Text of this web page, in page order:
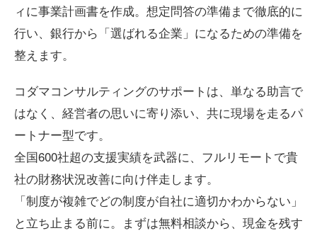
ィに事業計画書を作成。想定問答の準備まで徹底的に
行い、銀行から「選ばれる企業」になるための準備を
整えます。
コダマコンサルティングのサポートは、単なる助言で
はなく、経営者の思いに寄り添い、共に現場を走るパ
ートナー型です。
全国600社超の支援実績を武器に、フルリモートで貴
社の財務状況改善に向け伴走します。
「制度が複雑でどの制度が自社に適切かわからない」
と立ち止まる前に。まずは無料相談から、現金を残す